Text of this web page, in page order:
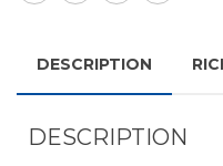
DESCRIPTION
DESCRIPTION